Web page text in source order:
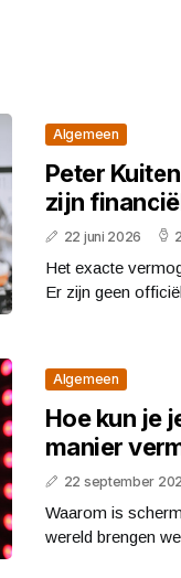
Algemeen
Peter
zijn
22 juni 2026
Het exacte
Er zijn geen
Algemeen
Hoe kun je
manier
22 september
Waarom is
wereld brengen